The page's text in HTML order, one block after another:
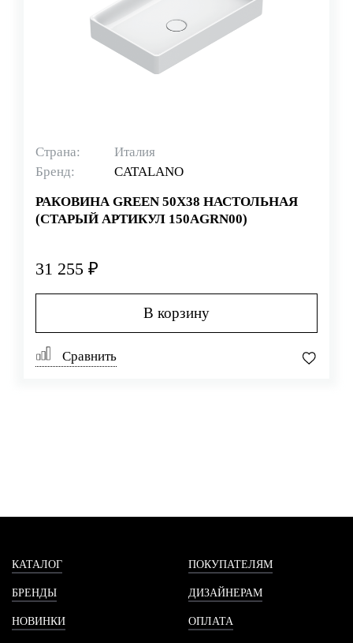
Страна:
Италия
Бренд:
CATALANO
РАКОВИНА GREEN 50X38 НАСТОЛЬНАЯ
(СТАРЫЙ АРТИКУЛ 150AGRN00)
31 255 ₽
В корзину
Сравнить
КАТАЛОГ
БРЕНДЫ
НОВИНКИ
ПОКУПАТЕЛЯМ
ДИЗАЙНЕРАМ
ОПЛАТА